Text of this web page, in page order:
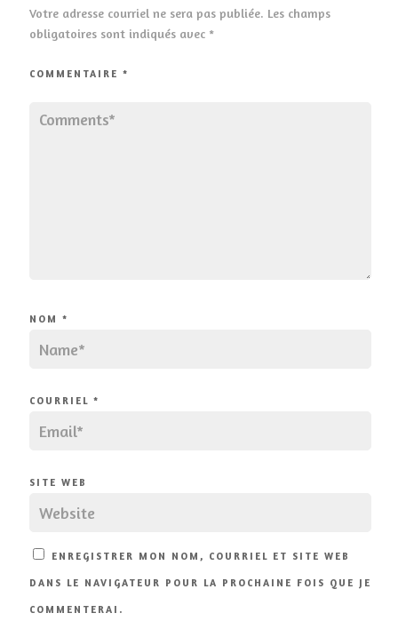
Votre adresse courriel ne sera pas publiée. Les champs
obligatoires sont indiqués avec *
COMMENTAIRE *
NOM *
COURRIEL *
SITE WEB
ENREGISTRER MON NOM, COURRIEL ET SITE WEB
DANS LE NAVIGATEUR POUR LA PROCHAINE FOIS QUE JE
COMMENTERAI.